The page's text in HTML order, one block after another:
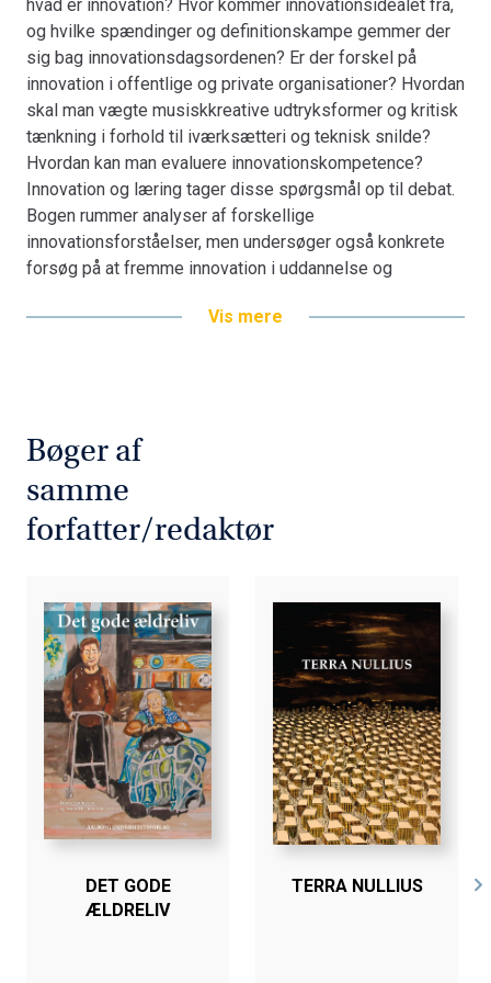
hvad er innovation? Hvor kommer innovationsidealet fra,
og hvilke spændinger og definitionskampe gemmer der
sig bag innovationsdagsordenen? Er der forskel på
innovation i offentlige og private organisationer? Hvordan
skal man vægte musiskkreative udtryksformer og kritisk
tænkning i forhold til iværksætteri og teknisk snilde?
Hvordan kan man evaluere innovationskompetence?
Innovation og læring tager disse spørgsmål op til debat.
Bogen rummer analyser af forskellige
innovationsforståelser, men undersøger også konkrete
forsøg på at fremme innovation i uddannelse og
forskning på området og inspiration til at arbejde med
Steen Nepper Larsen, Luise Li Langergaard, Michael
Paulsen og Margit Saltoftofte.
Bogen er en del af tilbuddet
Vis mere
Bøger af
samme
forfatter/redaktør
DET GODE
ÆLDRELIV
TERRA NULLIUS